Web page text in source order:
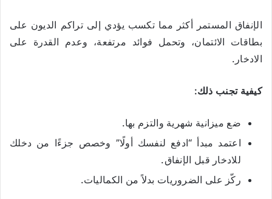
الإنفاق المستمر أكثر مما تكسب يؤدي إلى تراكم الديون على
بطاقات الائتمان، وتحمل فوائد مرتفعة، وعدم القدرة على
الادخار.
كيفية تجنب ذلك:
ضع ميزانية شهرية والتزم بها.
اعتمد مبدأ “ادفع لنفسك أولًا” وخصص جزءًا من دخلك
للادخار قبل الإنفاق.
ركّز على الضروريات بدلاً من الكماليات.